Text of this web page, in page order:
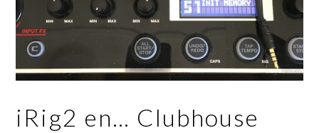
iRig2 en… Clubhouse